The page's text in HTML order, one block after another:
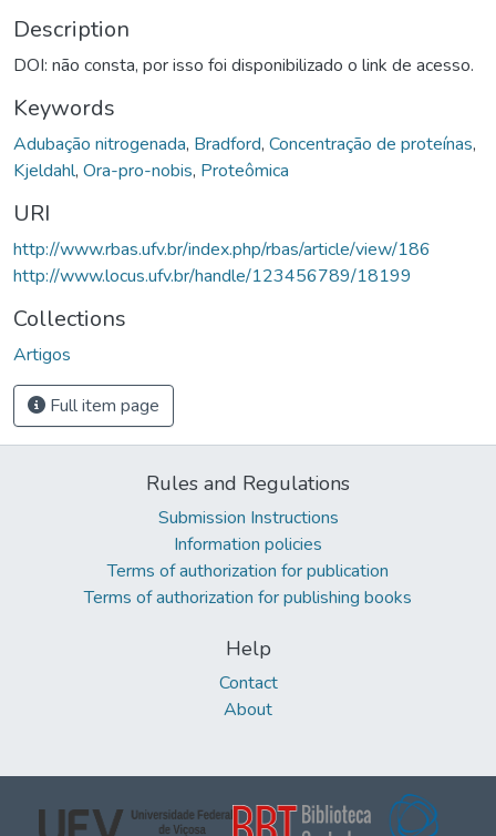
Description
DOI: não consta, por isso foi disponibilizado o link de acesso.
Keywords
Adubação nitrogenada, Bradford, Concentração de proteínas,
Kjeldahl, Ora-pro-nobis, Proteômica
URI
http://www.rbas.ufv.br/index.php/rbas/article/view/186
http://www.locus.ufv.br/handle/123456789/18199
Collections
Artigos
Full item page
Rules and Regulations
Submission Instructions
Information policies
Terms of authorization for publication
Terms of authorization for publishing books
Help
Contact
About